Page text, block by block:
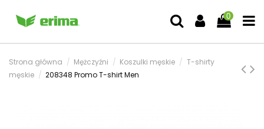
0
Strona główna Mężczyźni Koszulki męskie
T-shirty
męskie
208348 Promo T-shirt Men